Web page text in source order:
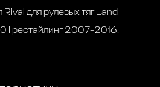
для рулевых тяг Land
I рестайлинг 2007-2016.